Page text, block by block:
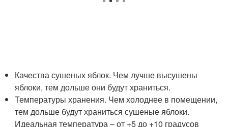
Качества сушеных яблок. Чем лучше высушены
яблоки, тем дольше они будут храниться.
Температуры хранения. Чем холоднее в помещении,
тем дольше будут храниться сушеные яблоки.
Идеальная температура – от +5 до +10 градусов